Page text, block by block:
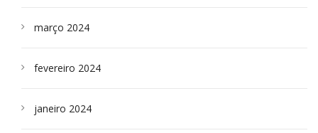
março 2024
fevereiro 2024
janeiro 2024